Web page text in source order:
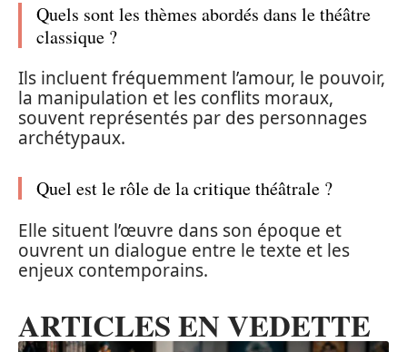
Quels sont les thèmes abordés dans le théâtre
classique ?
Ils incluent fréquemment l’amour, le pouvoir,
la manipulation et les conflits moraux,
souvent représentés par des personnages
archétypaux.
Quel est le rôle de la critique théâtrale ?
Elle situent l’œuvre dans son époque et
ouvrent un dialogue entre le texte et les
enjeux contemporains.
ARTICLES EN VEDETTE